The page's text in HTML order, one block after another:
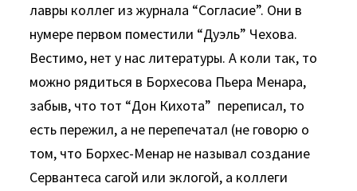
лавры коллег из журнала “Согласие”. Они в
нумере первом поместили “Дуэль” Чехова.
Вестимо, нет у нас литературы. А коли так, то
можно рядиться в Борхесова Пьера Менара,
забыв, что тот “Дон Кихота” переписал, то
есть пережил, а не перепечатал (не говорю о
том, что Борхес-Менар не называл создание
Сервантеса сагой или эклогой, а коллеги